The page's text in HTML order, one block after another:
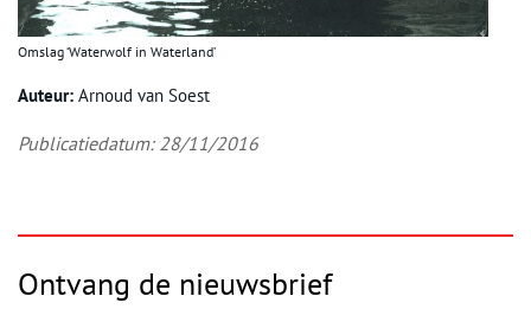
Omslag ‘Waterwolf in Waterland’
Auteur: Arnoud van Soest
Publicatiedatum: 28/11/2016
Ontvang de nieuwsbrief